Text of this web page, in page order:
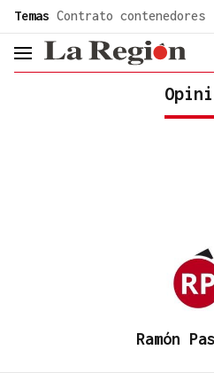
Temas Contrato contenedores
header.menu.open
Ramón